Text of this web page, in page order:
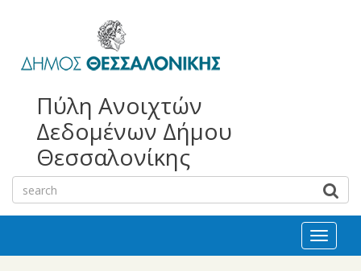
bayan
escort
escort
Πύλη Ανοιχτών
Δεδομένων Δήμου
Θεσσαλονίκης
Toggle